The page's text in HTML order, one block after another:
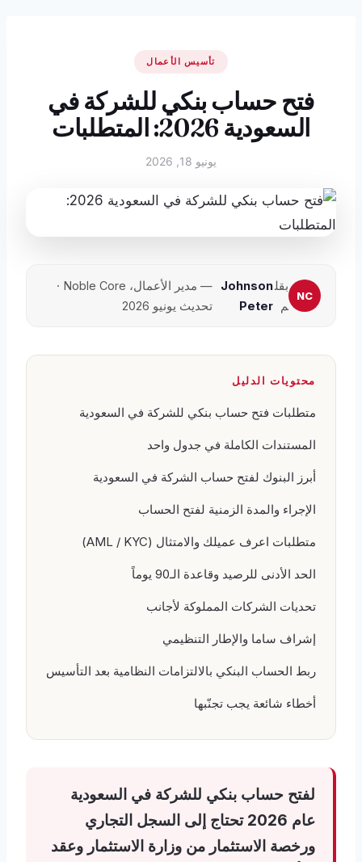
تأسيس الأعمال
فتح حساب بنكي للشركة في
السعودية 2026: المتطلبات
يونيو 18, 2026
بقل
م
Johnson
Peter
— مدير الأعمال، Noble Core ·
تحديث يونيو 2026
محتويات الدليل
متطلبات فتح حساب بنكي للشركة في السعودية
المستندات الكاملة في جدول واحد
أبرز البنوك لفتح حساب الشركة في السعودية
الإجراء والمدة الزمنية لفتح الحساب
متطلبات اعرف عميلك والامتثال (AML / KYC)
الحد الأدنى للرصيد وقاعدة الـ90 يوماً
تحديات الشركات المملوكة لأجانب
إشراف ساما والإطار التنظيمي
ربط الحساب البنكي بالالتزامات النظامية بعد التأسيس
أخطاء شائعة يجب تجنّبها
لفتح حساب بنكي للشركة في السعودية
عام 2026 تحتاج إلى السجل التجاري
ورخصة الاستثمار من وزارة الاستثمار وعقد